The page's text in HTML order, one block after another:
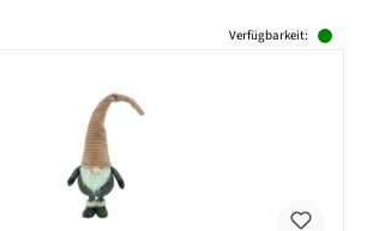
Verfügbarkeit: